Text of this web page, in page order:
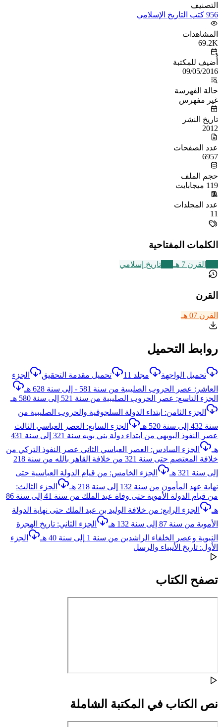
التصنيف
956 كتب التاريخ الإسلامي
المشاهدات
69.2K
أُضيف للمكتبة
09/05/2016
حالة الفهرسة
غير مفهرس
تاريخ النشر
2012
عدد الصفحات
6957
حجم الملف
119 ميجابايت
عدد المجلدات
11
الكلمات المفتاحية
القرن 7 هـ تاريخ إسلامي
القرن
القرن 07 هـ
روابط التحميل
تحميل الواجهة مجلد 11 تحميل مقدمة التحقيق
الجزء
العاشر: عصر الحروب الصليبية من سنة 581 - إلى سنة 628 هـ
الجزء التاسع: عصر الحروب الصليبية من سنة 521 إلى سنة 580 هـ
الجزء الثامن: ابتداء الدولة السلجوقية والحروب الصليبية من
سنة 432 إلى سنة 520 هـ
الجزء السابع: العصر العباسي الثالث
عصر النفوذ البويهي من ابتداء دولة بني بويه سنة 321 إلى سنة 431
هـ
الجزء السادس: العصر العباسي الثاني عصر النفوذ التركي من
خلافة المعتصم حتى سنة 321 من خلافة القاهر بالله من سنة 218
إلى سنة 321 هـ
الجزء الخامس: من قيام الدولة العباسية حتى
نهاية عهد المأمون من سنة 132 إلى سنة 218 هـ
الجزء الثالث:
من قيام الدولة الأموية حتى وفاة عبد الملك من سنة 41 إلى سنة 86
هـ
الجزء الرابع: من خلافة الوليد بن عبد الملك حتى نهاية الدولة
الأموية من سنة 87 إلى سنة 132 هـ
الجزء الثاني: تاريخ الهجرة
النبوية وعصر الخلفاء الراشدين من سنة 1 إلى سنة 40 هـ
الجزء
الأول: تاريخ الأنبياء والرسل
تصفح الكتاب
نص الكتاب في المكتبة الشاملة